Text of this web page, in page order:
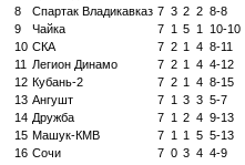
8
Спартак Владикавказ 7 3 2 2 8-8
9
Чайка 7 1 5 1 10-10
10 СКА 7 2 1 4 8-11
11
Легион Динамо 7 2 1 4 4-12
12 Кубань-2 7 2 1 4 8-15
13 Ангушт 7 1 3 3 5-7
14 Дружба 7 1 2 4 9-13
15 Машук-КМВ 7 1 1 5 5-13
16 Сочи 7 0 3 4 4-9